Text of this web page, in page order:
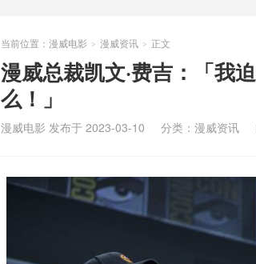
当前位置： 漫威电影 > 漫威资讯 > 正文
漫威总裁凯文·费吉：「我
么！」
漫威电影 发布于 2023-03-10 分类： 漫威资讯